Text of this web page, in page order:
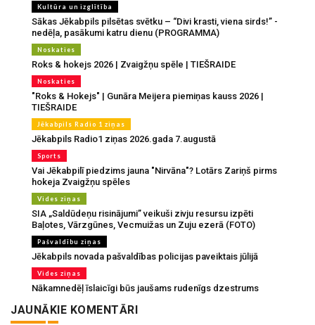
Kultūra un izglītība
Sākas Jēkabpils pilsētas svētku – “Divi krasti, viena sirds!” -
nedēļa, pasākumi katru dienu (PROGRAMMA)
Noskaties
Roks & hokejs 2026 | Zvaigžņu spēle | TIEŠRAIDE
Noskaties
"Roks & Hokejs" | Gunāra Meijera piemiņas kauss 2026 |
TIEŠRAIDE
Jēkabpils Radio 1 ziņas
Jēkabpils Radio1 ziņas 2026.gada 7.augustā
Sports
Vai Jēkabpilī piedzims jauna "Nirvāna"? Lotārs Zariņš pirms
hokeja Zvaigžņu spēles
Vides ziņas
SIA „Saldūdeņu risinājumi” veikuši zivju resursu izpēti
Baļotes, Vārzgūnes, Vecmuižas un Zuju ezerā (FOTO)
Pašvaldību ziņas
Jēkabpils novada pašvaldības policijas paveiktais jūlijā
Vides ziņas
Nākamnedēļ īslaicīgi būs jaušams rudenīgs dzestrums
JAUNĀKIE KOMENTĀRI